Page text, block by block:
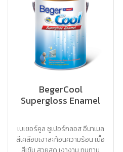
BegerCool
Supergloss Enamel
เบเยอร์คูล ซูเปอร์กลอส อีนาเมล
สีเคลือบเงาสะท้อนความร้อน เนื้อ